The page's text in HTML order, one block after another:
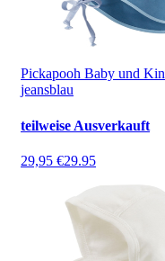
Pickapooh Baby und
jeansblau
teilweise Ausverkauft
29,95 €29.95